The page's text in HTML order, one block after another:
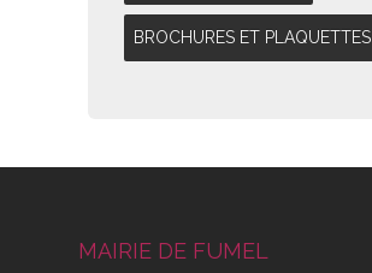
BROCHURES ET PLAQUETTES
MAIRIE DE FUMEL